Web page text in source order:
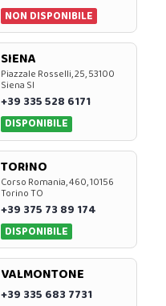
NON DISPONIBILE
SIENA
Piazzale Rosselli, 25, 53100
Siena SI
+39 335 528 6171
DISPONIBILE
TORINO
Corso Romania, 460, 10156
Torino TO
+39 375 73 89 174
DISPONIBILE
VALMONTONE
+39 335 683 7731